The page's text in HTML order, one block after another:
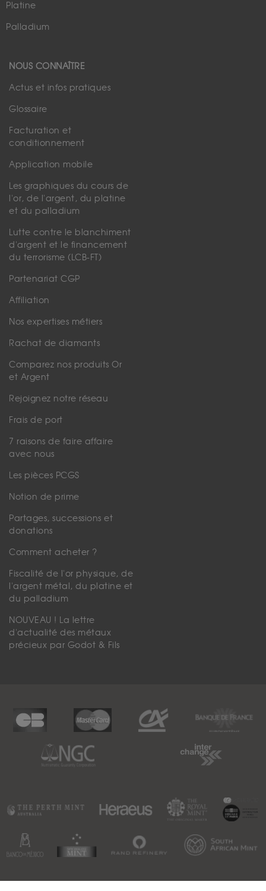
Platine
Palladium
NOUS CONNAÎTRE
Actus et infos pratiques
Glossaire
Facturation et
conditionnement
Application mobile
Les graphiques du cours de
l'or, de l'argent, du platine
et du palladium
Lutte contre le blanchiment
d'argent et le financement
du terrorisme (LCB-FT)
Partenariat CGP
Affiliation
Nos expertises métiers
Rachat de diamants
Comparez nos produits Or
et Argent
Rejoignez notre réseau
Frais de port
7 raisons de faire affaire
avec nous
Les pièces PCGS
Notion de prime
Partages, successions et
donations
Comment acheter ?
Fiscalité de l'or physique, de
l'argent métal, du platine et
du palladium
NOUVEAU ! La lettre
d'actualité des métaux
précieux par Godot & Fils